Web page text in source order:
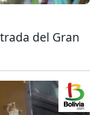
del Gran